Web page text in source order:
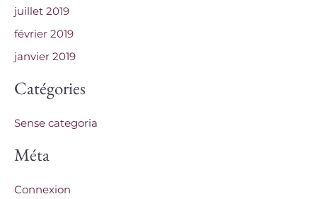
juillet 2019
février 2019
janvier 2019
Catégories
Sense categoria
Méta
Connexion